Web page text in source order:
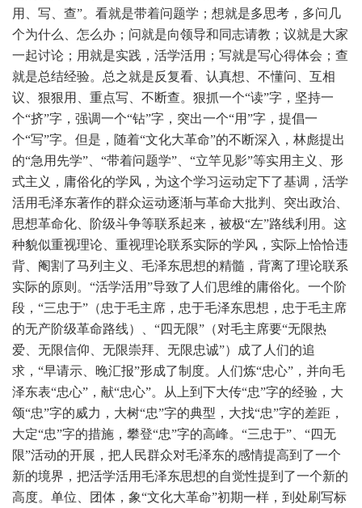
用、写、查”。看就是带着问题学；想就是多思考，多问几
个为什么、怎么办；问就是向领导和同志请教；议就是大家
一起讨论；用就是实践，活学活用；写就是写心得体会；查
就是总结经验。总之就是反复看、认真想、不懂问、互相
议、狠狠用、重点写、不断查。狠抓一个“读”字，坚持一
个“挤”字，强调一个“钻”字，突出一个“用”字，提倡一
个“写”字。但是，随着“文化大革命”的不断深入，林彪提出
的“急用先学”、“带着问题学”、“立竿见影”等实用主义、形
式主义，庸俗化的学风，为这个学习运动定下了基调，活学
活用毛泽东著作的群众运动逐渐与革命大批判、突出政治、
思想革命化、阶级斗争等联系起来，被极“左”路线利用。这
种貌似重视理论、重视理论联系实际的学风，实际上恰恰违
背、阉割了马列主义、毛泽东思想的精髓，背离了理论联系
实际的原则。“活学活用”导致了人们思维的庸俗化。一个阶
段，“三忠于”（忠于毛主席，忠于毛泽东思想，忠于毛主席
的无产阶级革命路线）、“四无限”（对毛主席要“无限热
爱、无限信仰、无限崇拜、无限忠诚”）成了人们的追
求，“早请示、晚汇报”形成了制度。人们炼“忠心”，并向毛
泽东表“忠心”，献“忠心”。从上到下大传“忠”字的经验，大
颂“忠”字的威力，大树“忠”字的典型，大找“忠”字的差距，
大定“忠”字的措施，攀登“忠”字的高峰。“三忠于”、“四无
限”活动的开展，把人民群众对毛泽东的感情提高到了一个
新的境界，把活学活用毛泽东思想的自觉性提到了一个新的
高度。单位、团体，象“文化大革命”初期一样，到处刷写标